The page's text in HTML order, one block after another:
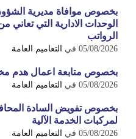
بخصوص موافاة مديرية
الوحدات الادارية التي تعاني
الرواتب
05/08/2026 في التعاميم العامة
بخصوص متابعة اعمال هدم
05/08/2026 في التعاميم العامة
بخصوص تفويض السادة
لمركبات الخدمة الآلية
05/08/2026 في التعاميم العامة